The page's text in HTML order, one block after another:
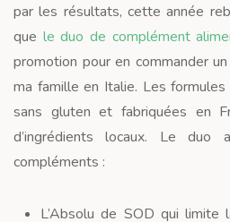
par les résultats, cette année
que le duo de complément
promotion pour en commander
ma famille en Italie. Les
sans gluten et fabriquées en
d’ingrédients locaux. Le duo
compléments :
L’Absolu de SOD qui limite